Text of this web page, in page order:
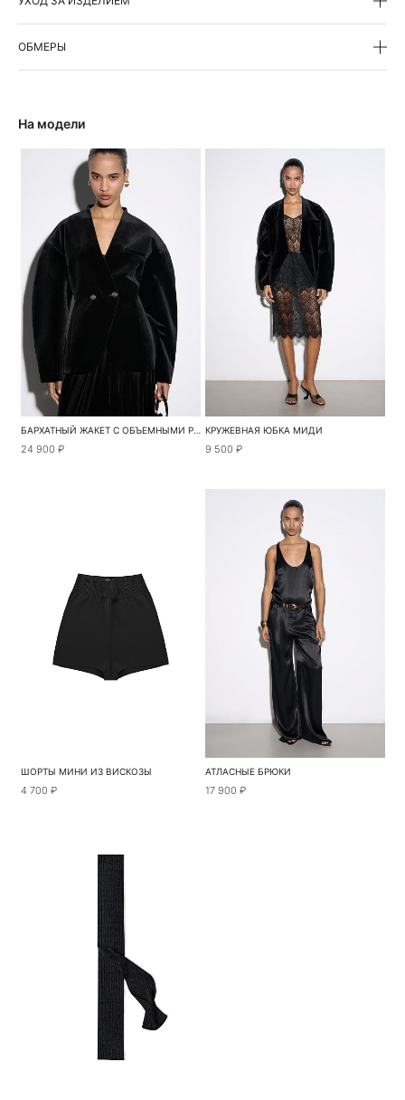
ОБМЕРЫ
На модели
БАРХАТНЫЙ ЖАКЕТ С ОБЪЕМНЫМИ РУКАВАМИ
24 900 ₽
КРУЖЕВНАЯ ЮБКА МИДИ
9 500 ₽
ШОРТЫ МИНИ ИЗ ВИСКОЗЫ
4 700 ₽
АТЛАСНЫЕ БРЮКИ
17 900 ₽